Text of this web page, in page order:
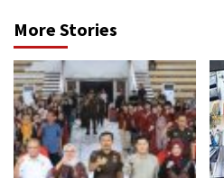
More Stories